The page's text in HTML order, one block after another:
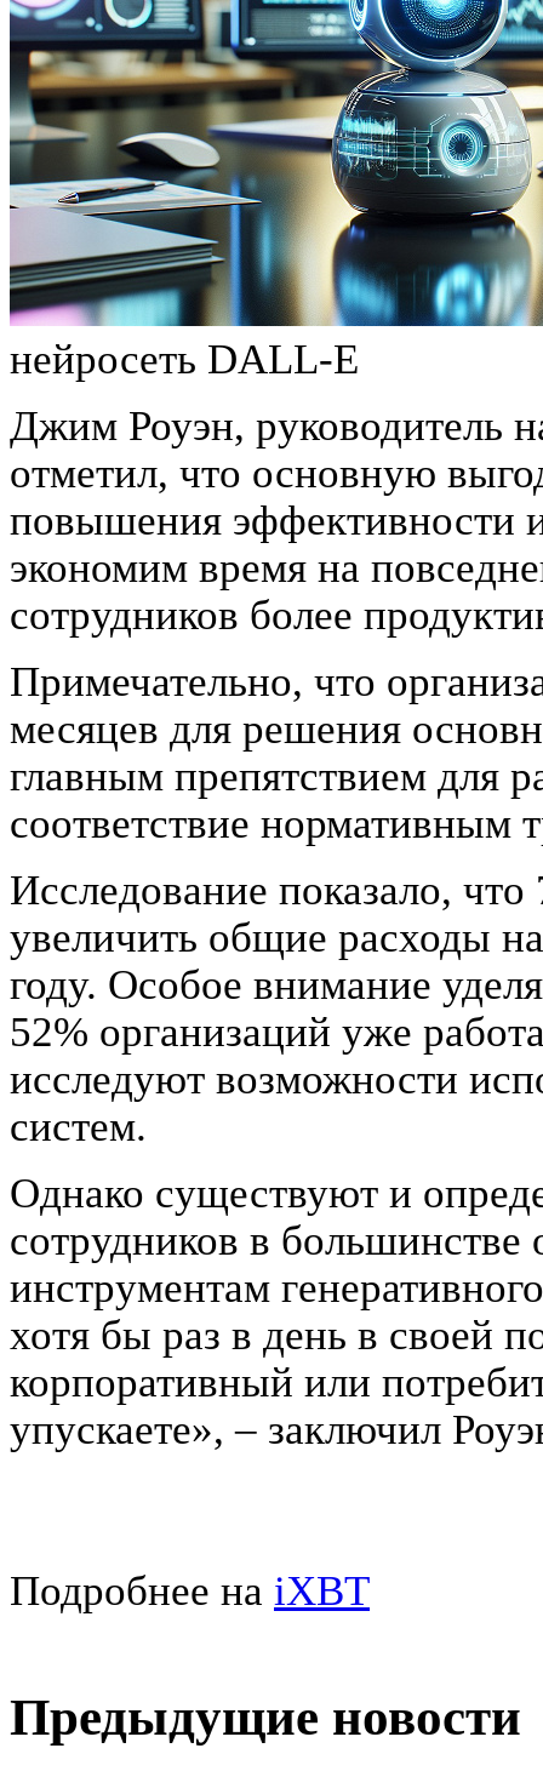
нейросеть DALL-E
Джим Роуэн, руководитель
отметил, что основную
повышения эффективности
экономим время на
сотрудников более
Примечательно, что
месяцев для решения
главным препятствием для
соответствие нормативным
Исследование показало,
увеличить общие расходы
году. Особое внимание
52% организаций уже
исследуют возможности
систем.
Однако существуют и
сотрудников в
инструментам
хотя бы раз в день в своей
корпоративный или
упускаете», – заключил
Подробнее на iXBT
Предыдущие новости